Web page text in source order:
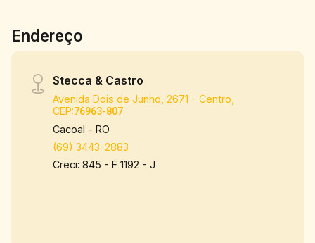
Endereço
Stecca & Castro
Avenida Dois de Junho, 2671 - Centro,
CEP:76963-807
Cacoal - RO
(69) 3443-2883
Creci: 845 - F 1192 - J